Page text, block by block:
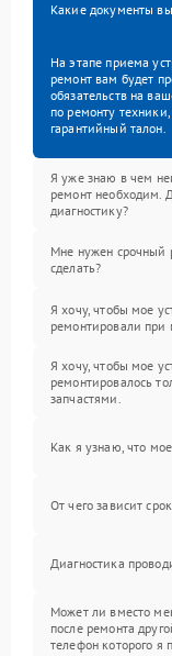
Какие документы
На этапе приема
ремонт вам будет
обязательств на
по ремонту
гарантийный талон.
Я уже знаю в чем
ремонт необходим.
диагностику?
Мне нужен срочный
сделать?
Я хочу, чтобы мое
ремонтировали при
Я хочу, чтобы мое
ремонтировалось
запчастями.
Как я узнаю, что
От чего зависит
Диагностика
Может ли вместо
после ремонта
телефон которого я